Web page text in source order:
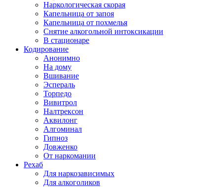
Наркологическая скорая
Капельница от запоя
Капельница от похмелья
Снятие алкогольной интоксикации
В стационаре
Кодирование
Анонимно
На дому
Вшивание
Эспераль
Торпедо
Вивитрол
Налтрексон
Аквилонг
Алгоминал
Гипноз
Довженко
От наркомании
Рехаб
Для наркозависимых
Для алкоголиков